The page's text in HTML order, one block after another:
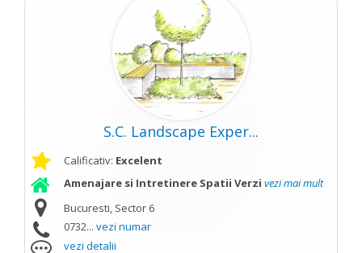
S.C. Landscape Exper...
Calificativ: Excelent
Amenajare si Intretinere Spatii Verzi vezi mai mult
Bucuresti, Sector 6
0732... vezi numar
vezi detalii